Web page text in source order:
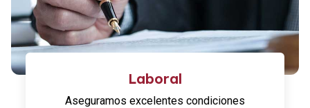
Laboral
Aseguramos excelentes condiciones